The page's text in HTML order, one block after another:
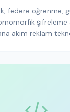
federe öğrenme,
şifreleme
akım reklam
burada